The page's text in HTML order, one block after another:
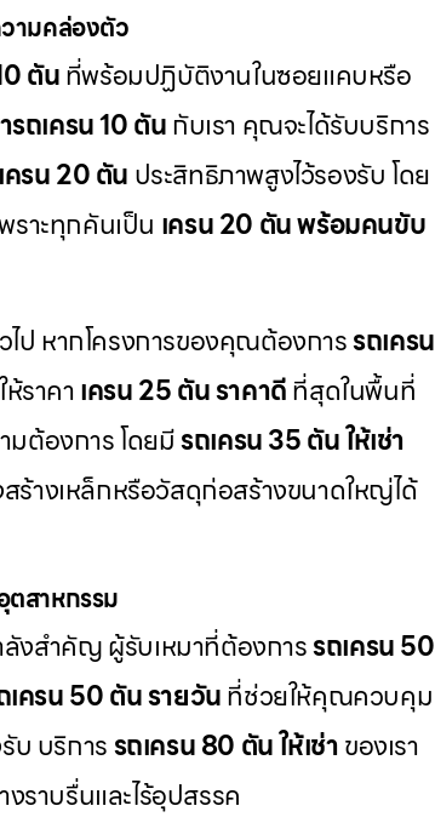
ามคล่องตัว
ตันที่พร้อมปฏิบัติงานในซอยแคบหรือ
รถเครน 10 ตันกับเรา คุณจะได้รับบริการ
เครน 20 ตัน ประสิทธิภาพสูงไว้รองรับ โดย
ราะทุกคันเป็น เครน 20 ตัน พร้อมคนขับ
ป หากโครงการของคุณต้องการรถเครน
ราคาเครน 25 ตัน ราคาดีที่สุดในพื้นที่
มต้องการ โดยมีรถเครน 35 ตัน ให้เช่า
ร้างเหล็กหรือวัสดุก่อสร้างขนาดใหญ่ได้
ตสาหกรรม
ลังสำคัญ ผู้รับเหมาที่ต้องการรถเครน 50
เครน 50 ตัน รายวันที่ช่วยให้คุณควบคุม
บ บริการรถเครน 80 ตัน ให้เช่าของเรา
งราบรื่นและไร้อุปสรรค